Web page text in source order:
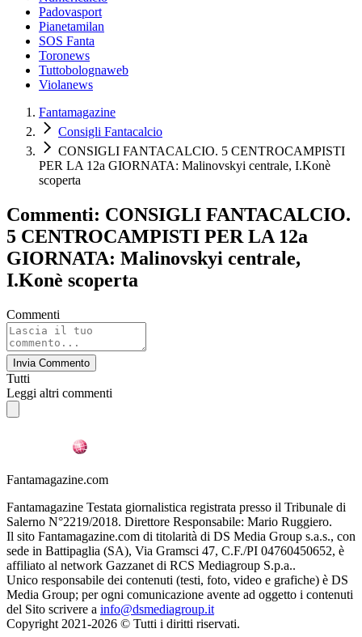
Padovasport
Pianetamilan
SOS Fanta
Toronews
Tuttobolognaweb
Violanews
Fantamagazine
Consigli Fantacalcio
CONSIGLI FANTACALCIO. 5 CENTROCAMPISTI
PER LA 12a GIORNATA: Malinovskyi centrale, I.Konè
scoperta
Commenti: CONSIGLI FANTACALCIO.
5 CENTROCAMPISTI PER LA 12a
GIORNATA: Malinovskyi centrale,
I.Konè scoperta
Commenti
Invia Commento
Tutti
Leggi altri commenti
Fantamagazine.com
Fantamagazine Testata giornalistica registrata presso il Tribunale di
Salerno N°2219/2018. Direttore Responsabile: Mario Ruggiero.
Il sito Fantamagazine.com di titolarità di DS Media Group s.a.s., con
sede in Battipaglia (SA), Via Gramsci 47, C.F./PI 04760450652, è
affiliato al network Gazzanet di RCS Mediagroup S.p.a..
Unico responsabile dei contenuti (testi, foto, video e grafiche) è DS
Media Group; per ogni comunicazione avente ad oggetto i contenuti
del Sito scrivere a info@dsmediagroup.it
Copyright 2021-2026 © Tutti i diritti riservati.